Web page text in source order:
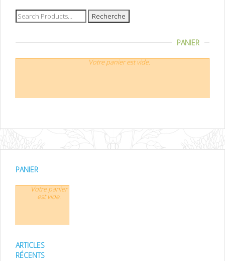
Recherche
pour :
PANIER
Votre panier est vide.
PANIER
Votre panier
est vide.
ARTICLES
RÉCENTS